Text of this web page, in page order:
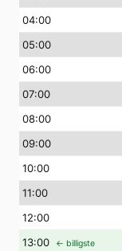
04:00
05:00
06:00
07:00
08:00
09:00
10:00
11:00
12:00
13:00 ← billigste